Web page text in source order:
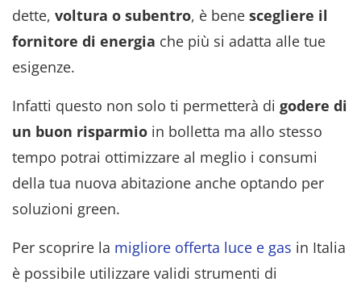
dette, voltura o subentro, è bene scegliere il
fornitore di energia che più si adatta alle tue
esigenze.
Infatti questo non solo ti permetterà di godere di
un buon risparmio in bolletta ma allo stesso
tempo potrai ottimizzare al meglio i consumi
della tua nuova abitazione anche optando per
soluzioni green.
Per scoprire la migliore offerta luce e gas in Italia
è possibile utilizzare validi strumenti di